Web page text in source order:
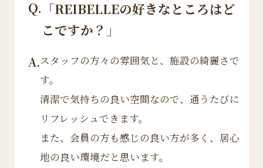
Q. 「REIBELLEの好きなところはど
こですか？」
A.スタッフの方々の雰囲気と、施設の綺麗さで
す。
清潔で気持ちの良い空間なので、通うたびに
リフレッシュできます。
また、会員の方も感じの良い方が多く、居心
地の良い環境だと思います。